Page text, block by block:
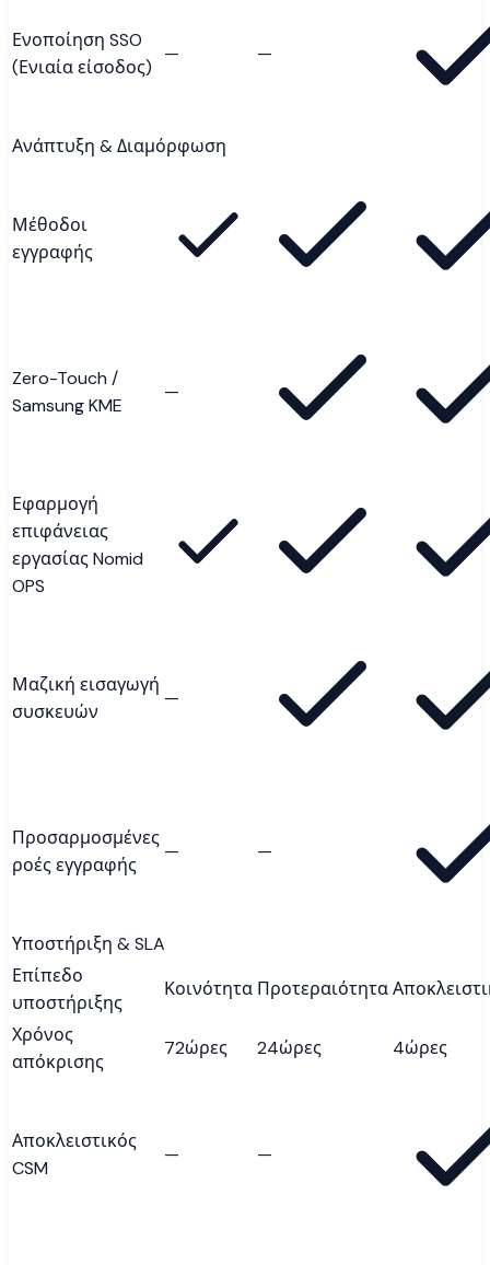
Ενοποίηση SSO
(Ενιαία είσοδος)
— —
Ανάπτυξη & Διαμόρφωση
Μέθοδοι
εγγραφής
Zero-Touch /
Samsung KME
—
Εφαρμογή
επιφάνειας
εργασίας Nomid
OPS
Μαζική εισαγωγή
συσκευών
—
Προσαρμοσμένες
ροές εγγραφής
— —
Υποστήριξη & SLA
Επίπεδο
υποστήριξης
Κοινότητα Προτεραιότητα
Χρόνος
απόκρισης
72ώρες 24ώρες 4ώρες
Αποκλειστικός
CSM
— —